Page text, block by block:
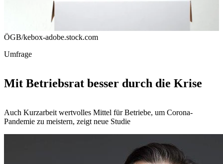
ÖGB/kebox-adobe.stock.com
Umfrage
Mit Betriebsrat besser durch die Krise
Auch Kurzarbeit wertvolles Mittel für Betriebe, um Corona-
Pandemie zu meistern, zeigt neue Studie